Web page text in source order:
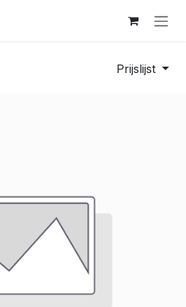
Prijslijst